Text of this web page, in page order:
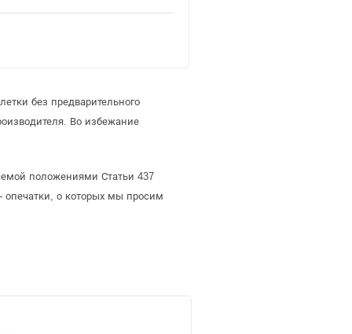
без предварительного
Во избежание
положениями Статьи 437
опечатки, о которых мы просим